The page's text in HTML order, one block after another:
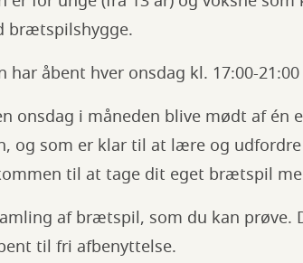
brætspilshygge.
har åbent hver onsdag kl. 17:00-
onsdag i måneden blive mødt af én
og som er klar til at lære og
til at tage dit eget brætspil
af brætspil, som du kan prøve.
til fri afbenyttelse.